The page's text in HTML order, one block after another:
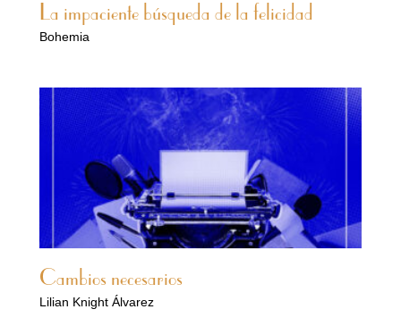
La impaciente búsqueda de la felicidad
Bohemia
Cambios necesarios
Lilian Knight Álvarez